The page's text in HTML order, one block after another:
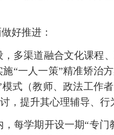
好推进：
多渠道融合文化课程
施“一人一策”精准矫治
模式（教师、政法工作
，提升其心理辅导、行
，每学期开设一期“专门